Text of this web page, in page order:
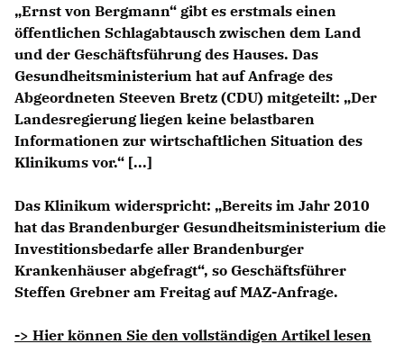
Ernst von Bergmann“ gibt es erstmals einen
öffentlichen Schlagabtausch zwischen dem Land
und der Geschäftsführung des Hauses. Das
Gesundheitsministerium hat auf Anfrage des
Abgeordneten Steeven Bretz (CDU) mitgeteilt: „Der
Landesregierung liegen keine belastbaren
Informationen zur wirtschaftlichen Situation des
Klinikums vor.“ [...]
Das Klinikum widerspricht: „Bereits im Jahr 2010
hat das Brandenburger Gesundheitsministerium die
Investitionsbedarfe aller Brandenburger
Krankenhäuser abgefragt“, so Geschäftsführer
Steffen Grebner am Freitag auf MAZ-Anfrage.
-> Hier können Sie den vollständigen Artikel lesen